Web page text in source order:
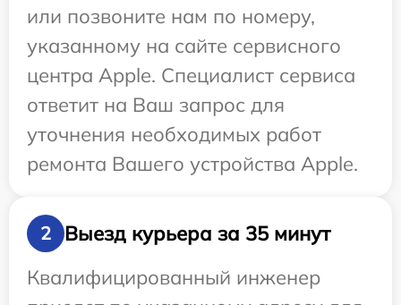
или позвоните нам по номеру,
указанному на сайте сервисного
центра Apple. Специалист сервиса
ответит на Ваш запрос для
уточнения необходимых работ
ремонта Вашего устройства Apple.
2
Выезд курьера за 35 минут
Квалифицированный инженер